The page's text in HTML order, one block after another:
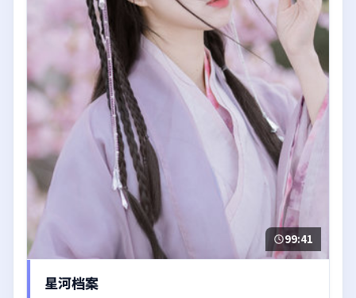
99:41
星河档案